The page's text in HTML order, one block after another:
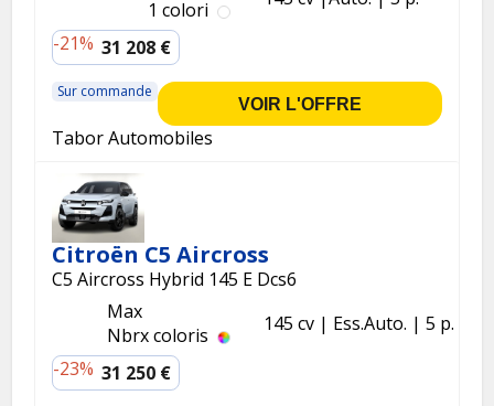
1 colori
-21% 31 208 €
Sur commande
VOIR L'OFFRE
Tabor Automobiles
Citroën C5 Aircross
C5 Aircross Hybrid 145 E Dcs6
Max
Nbrx coloris
145 cv Ess.Auto.
5 p.
-23% 31 250 €